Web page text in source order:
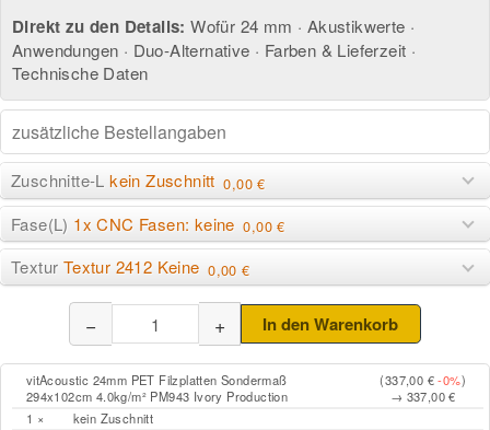
Direkt zu den Details: Wofür 24 mm · Akustikwerte ·
Anwendungen · Duo-Alternative · Farben & Lieferzeit ·
Technische Daten
Zuschnitte-Lkein Zuschnitt 0,00 €
Fase(L) 1x CNC Fasen: keine 0,00 €
Textur Textur 2412 Keine 0,00 €
vitAcoustic 24mm PET Filzplatten Sondermaß
294x102cm 4.0kg/m² PM943 Ivory Production
(337,00 €-0%)
→ 337,00 €
1 ×
kein Zuschnitt
− + In den Warenkorb